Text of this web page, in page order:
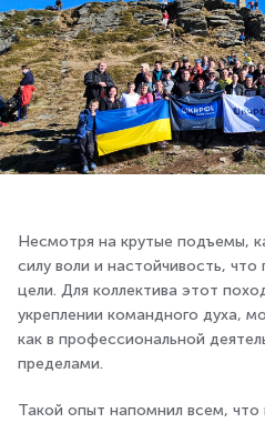
Несмотря на крутые подъемы,
силу воли и настойчивость,
цели. Для коллектива этот
укреплении командного духа,
как в профессиональной
пределами.
Такой опыт напомнил всем,